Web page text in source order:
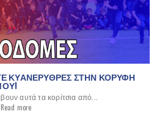
ΚΥΑΝΕΡΥΘΡΕΣ ΣΤΗΝ ΚΟΡΥΦΗ
αυτά τα κορίτσια από...
Read more